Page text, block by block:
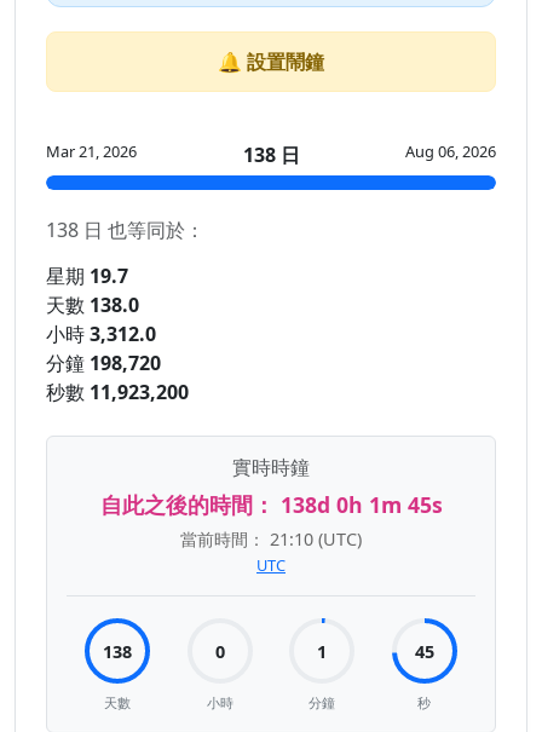
🔔 設置鬧鐘
Mar 21, 2026 138 日 Aug 06, 2026
138 日 也等同於：
星期 19.7
天數 138.0
小時3,312.0
分鐘 198,720
秒數 11,923,200
實時時鐘
自此之後的時間： 138d 0h 1m 45s
當前時間： 21:10 (UTC)
UTC
138
天數
0
小時
1
分鐘
45
秒